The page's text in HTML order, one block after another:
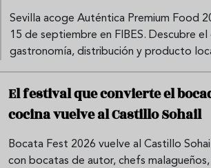
Sevilla acoge Auténtica Premium Food
15 de septiembre en FIBES. Descubre
gastronomía, distribución y producto
El festival que convierte el
cocina vuelve al Castillo Sohail
Bocata Fest 2026 vuelve al Castillo
con bocatas de autor, chefs